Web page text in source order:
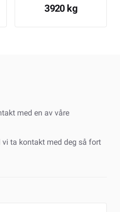
3920 kg
med en av våre
ta kontakt med deg så fort